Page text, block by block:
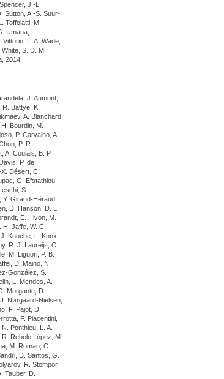
J.-L.
Sutton, A.-S. Suur-
Toffolatti, M.
Umana, L.
L. A. Wade,
S. D. M.
2014,
J. Aumont,
Battye, K.
A. Blanchard,
Bourdin, M.
P. Carvalho, A.
P. R.
A. Coulais, B. P.
P. de
Désert, C.
G. Efstathiou,
S.
Giraud-Héraud,
D. Hanson, D. L.
E. Hivon, M.
Jaffe, W. C.
Knoche, L. Knox,
R. J. Laureijs, C.
M. Liguori, P. B.
D. Maino, N.
González, S.
L. Mendes, A.
Morgante, D.
Nørgaard-Nielsen,
F. Pajot, D.
F. Piacentini,
Ponthieu, L. A.
Rebolo López, M.
M. Roman, C.
D. Santos, G.
R. Stompor,
Tauber, D.